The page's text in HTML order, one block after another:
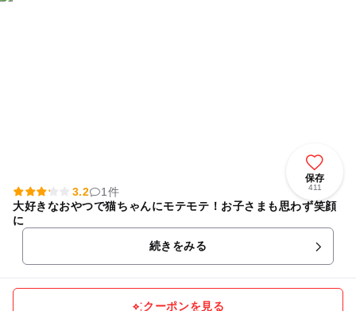
保存
411
3.2
1件
大好きなおやつで猫ちゃんにモテモテ！お子さまも思わず笑顔
に
続きをみる
クーポンを見る